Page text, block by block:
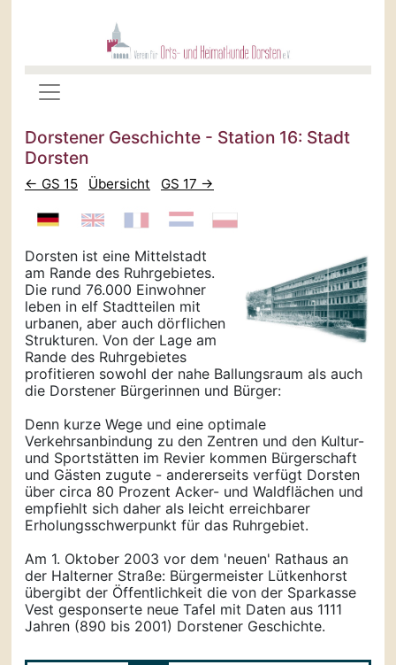
Dorstener Geschichte - Station 16: Stadt
Dorsten
← GS 15 Übersicht GS 17 →
Dorsten ist eine Mittelstadt
am Rande des Ruhrgebietes.
Die rund 76.000 Einwohner
leben in elf Stadtteilen mit
urbanen, aber auch dörflichen
Strukturen. Von der Lage am
Rande des Ruhrgebietes
profitieren sowohl der nahe Ballungsraum als auch
die Dorstener Bürgerinnen und Bürger:
Denn kurze Wege und eine optimale
Verkehrsanbindung zu den Zentren und den Kultur-
und Sportstätten im Revier kommen Bürgerschaft
und Gästen zugute - andererseits verfügt Dorsten
über circa 80 Prozent Acker- und Waldflächen und
empfiehlt sich daher als leicht erreichbarer
Erholungsschwerpunkt für das Ruhrgebiet.
Am 1. Oktober 2003 vor dem 'neuen' Rathaus an
der Halterner Straße: Bürgermeister Lütkenhorst
übergibt der Öffentlichkeit die von der Sparkasse
Vest gesponserte neue Tafel mit Daten aus 1111
Jahren (890 bis 2001) Dorstener Geschichte.